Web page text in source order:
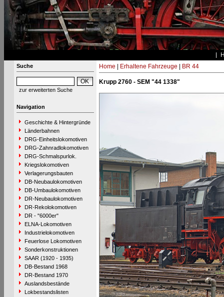
Suche
zur erweiterten Suche
Navigation
Geschichte & Hintergründe
Länderbahnen
DRG-Einheitslokomotiven
DRG-Zahnradlokomotiven
DRG-Schmalspurlok.
Kriegslokomotiven
Verlagerungsbauten
DB-Neubaulokomotiven
DB-Umbaulokomotiven
DR-Neubaulokomotiven
DR-Rekolokomotiven
DR - "6000er"
ELNA-Lokomotiven
Industrielokomotiven
Feuerlose Lokomotiven
Sonderkonstruktionen
SAAR (1920 - 1935)
DB-Bestand 1968
DR-Bestand 1970
Auslandsbestände
Lokbestandslisten
Home Erhaltene Fahrzeuge BR 44
Krupp 2760 - SEM "44 1338"